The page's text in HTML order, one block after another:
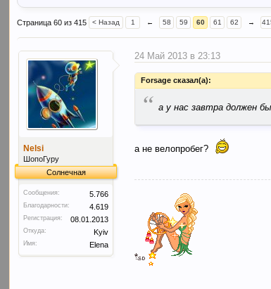
Страница 60 из 415 < Назад 1 ← 58 59 60 61 62 →
Nelsi
ШопоГуру
Солнечная
Сообщения: 5.766
Благодарности: 4.619
Регистрация: 08.01.2013
Откуда: Kyiv
Имя: Elena
24 Май 2013 в 23:13
Forsage сказал(а):
“ а у нас завтра должен
а не велопробег?